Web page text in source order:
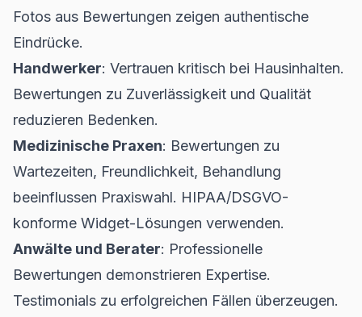
Fotos aus Bewertungen zeigen authentische
Eindrücke.
Handwerker: Vertrauen kritisch bei Hausinhalten.
Bewertungen zu Zuverlässigkeit und Qualität
reduzieren Bedenken.
Medizinische Praxen: Bewertungen zu
Wartezeiten, Freundlichkeit, Behandlung
beeinflussen Praxiswahl. HIPAA/DSGVO-
konforme Widget-Lösungen verwenden.
Anwälte und Berater: Professionelle
Bewertungen demonstrieren Expertise.
Testimonials zu erfolgreichen Fällen überzeugen.